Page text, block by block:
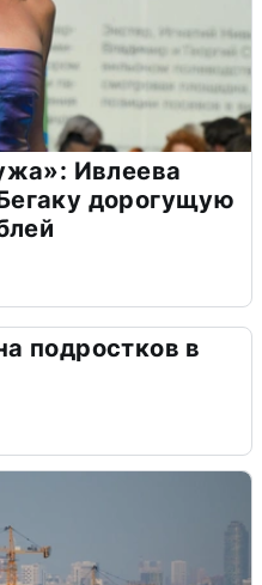
Ивлеева
дорогущую
подростков в